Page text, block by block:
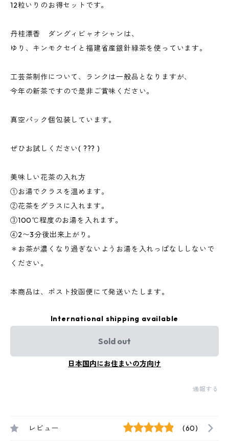
12粒いりのお得セットです。
丹桂漂香 ダングィビャオシャンは、
ゆり、キンモクセイと福建省産銀針緑茶を使っています。
工芸茶制作について、ランクは一般品となりますが、
今年の新茶ですので是非ご賞味ください。
真空パック個包装しています。
ぜひお試しください( ??? )
美味しい花茶の入れ方
①お湯でクラスを温めます。
②花茶をグラスに入れます。
③100℃程度のお湯を入れます。
④2〜3分後出来上がり。
＊お茶が濃くなり過ぎないようお湯を入れっぱなししないで
ください。
本商品は、ポスト投函便にて発送いたします。
International shipping available
Sold out
日本国内にお住まいの方向け
通報する
レビュー (60)